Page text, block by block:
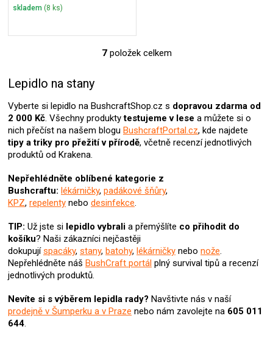
skladem (8 ks)
O
d
a
c
í
p
v
k
y
v
ý
p
i
s
u
7položek celkem
Lepidlo na stany
Vyberte si lepidlo na BushcraftShop.cz s dopravou zdarma od
2 000 Kč. Všechny produktytestujeme v lese a můžete si o
nich přečíst na našem blogu BushcraftPortal.cz, kde najdete
tipy a triky pro přežití v přírodě, včetně recenzí jednotlivých
produktů od Krakena.
Nepřehlédněte oblíbené kategorie z
Bushcraftu: lékárničky, padákové šňůry,
KPZ, repelenty nebo desinfekce.
TIP: Už jste si lepidlo vybrali a přemýšlíte co přihodit do
košíku? Naši zákazníci nejčastěji
dokupujíspacáky, stany, batohy, lékárničky nebo nože.
Nepřehlédněte náš BushCraft portál plný survival tipů a recenzí
jednotlivých produktů.
Nevíte si s výběrem lepidla rady? Navštivte nás v naší
prodejně v Šumperku a v Praze nebo nám zavolejte na 605 011
644.